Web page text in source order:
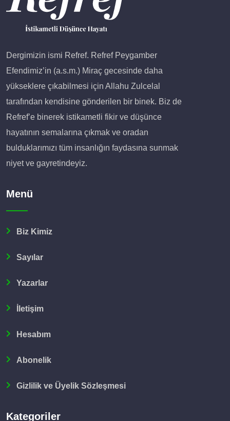
Dergimizin ismi Refref. Refref Peygamber
Efendimiz’in (a.s.m.) Miraç gecesinde daha
yükseklere çıkabilmesi için Allahu Zulcelal
tarafından kendisine gönderilen bir binek. Biz de
Refref’e binerek istikametli fikir ve düşünce
hayatının semalarına çıkmak ve oradan
bulduklarımızı tüm insanlığın faydasına sunmak
niyet ve gayretindeyiz.
Menü
Biz Kimiz
Sayılar
Yazarlar
İletişim
Hesabım
Abonelik
Gizlilik ve Üyelik Sözleşmesi
Kategoriler